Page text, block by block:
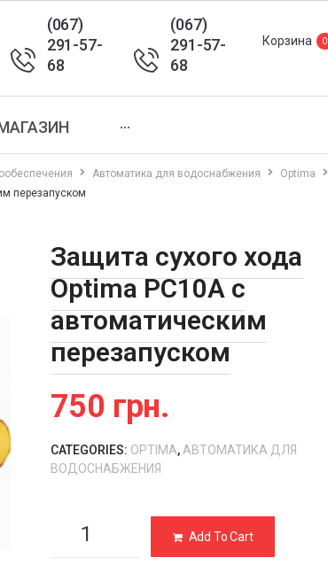
(067)
291-57-
68
(067)
291-57-
68
Корзина 0
···
Автоматика для водоснабжения
Optima
перезапуском
Защита сухого хода
Optima PC10A c
автоматическим
перезапуском
750 грн.
CATEGORIES: OPTIMA, АВТОМАТИКА ДЛЯ
ВОДОСНАБЖЕНИЯ
Add To Cart